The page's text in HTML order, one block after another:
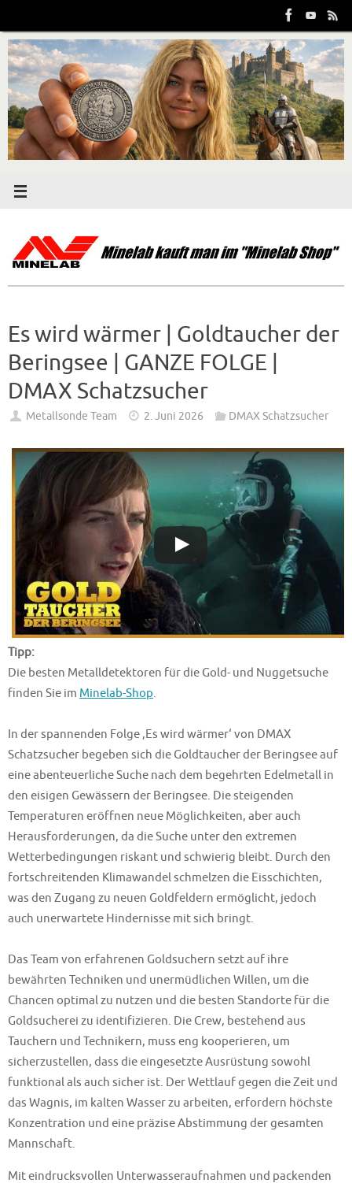
Inhalt
springen
Es wird wärmer | Goldtaucher der
Beringsee | GANZE FOLGE |
DMAX Schatzsucher
Metallsonde Team 2. Juni 2026 DMAX Schatzsucher
Tipp:
Die besten Metalldetektoren für die Gold- und Nuggetsuche
finden Sie im Minelab-Shop.
In der spannenden Folge ‚Es wird wärmer‘ von DMAX
Schatzsucher begeben sich die Goldtaucher der Beringsee auf
eine abenteuerliche Suche nach dem begehrten Edelmetall in
den eisigen Gewässern der Beringsee. Die steigenden
Temperaturen eröffnen neue Möglichkeiten, aber auch
Herausforderungen, da die Suche unter den extremen
Wetterbedingungen riskant und schwierig bleibt. Durch den
fortschreitenden Klimawandel schmelzen die Eisschichten,
was den Zugang zu neuen Goldfeldern ermöglicht, jedoch
auch unerwartete Hindernisse mit sich bringt.
Das Team von erfahrenen Goldsuchern setzt auf ihre
bewährten Techniken und unermüdlichen Willen, um die
Chancen optimal zu nutzen und die besten Standorte für die
Goldsucherei zu identifizieren. Die Crew, bestehend aus
Tauchern und Technikern, muss eng kooperieren, um
sicherzustellen, dass die eingesetzte Ausrüstung sowohl
funktional als auch sicher ist. Der Wettlauf gegen die Zeit und
das Wagnis, im kalten Wasser zu arbeiten, erfordern höchste
Konzentration und eine präzise Abstimmung der gesamten
Mannschaft.
Mit eindrucksvollen Unterwasseraufnahmen und packenden